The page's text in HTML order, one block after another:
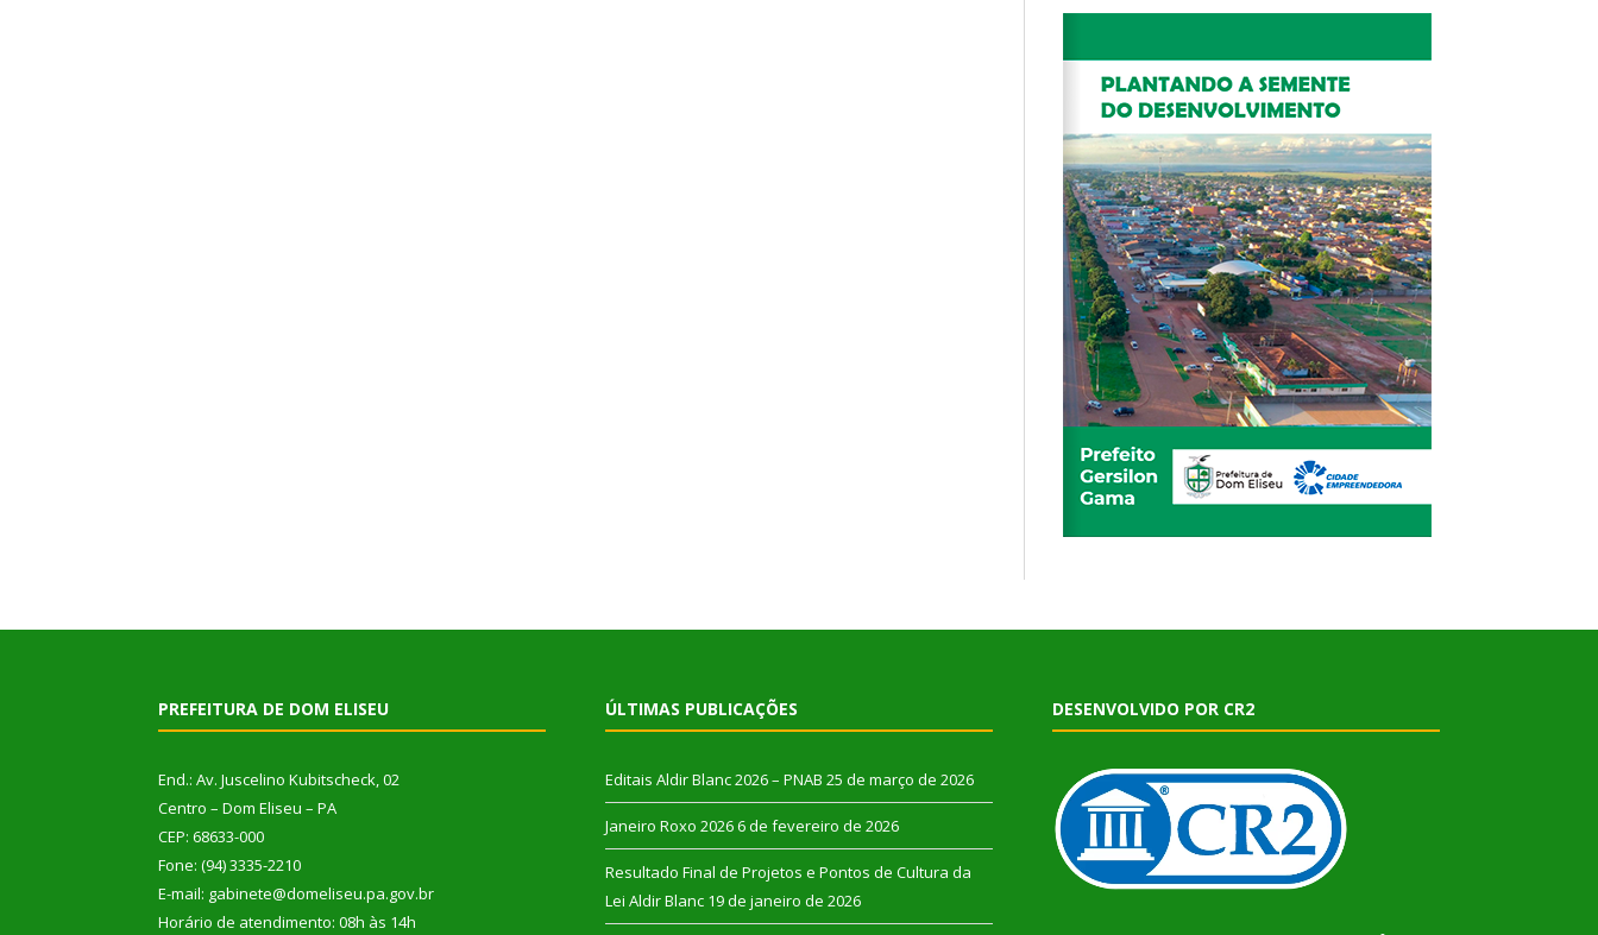
PREFEITURA DE DOM ELISEU
End.: Av. Juscelino Kubitscheck, 02
Centro – Dom Eliseu – PA
CEP: 68633-000
Fone: (94) 3335-2210
E-mail: gabinete@domeliseu.pa.gov.br
Horário de atendimento: 08h às 14h
ÚLTIMAS PUBLICAÇÕES
Editais Aldir Blanc 2026 – PNAB 25 de março de 2026
Janeiro Roxo 2026 6 de fevereiro de 2026
Resultado Final de Projetos e Pontos de Cultura da
Lei Aldir Blanc 19 de janeiro de 2026
DESENVOLVIDO POR CR2